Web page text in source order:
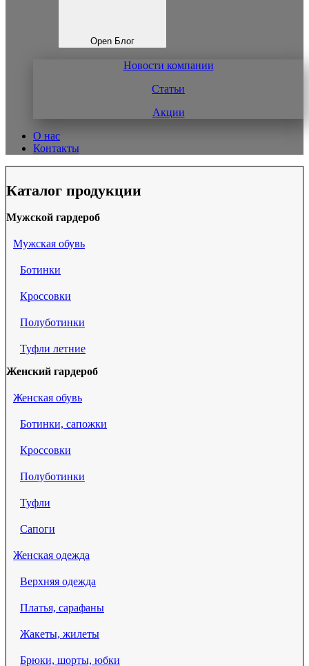
Open Блог
Новости компании
Статьи
Акции
О нас
Контакты
Каталог продукции
Мужской гардероб
Мужская обувь
Ботинки
Кроссовки
Полуботинки
Туфли летние
Женский гардероб
Женская обувь
Ботинки, сапожки
Кроссовки
Полуботинки
Туфли
Сапоги
Женская одежда
Верхняя одежда
Платья, сарафаны
Жакеты, жилеты
Брюки, шорты, юбки